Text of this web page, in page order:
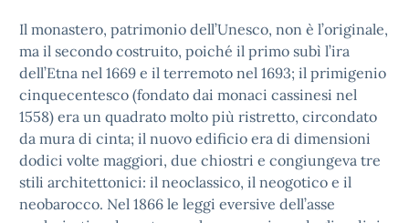
Il monastero, patrimonio dell’Unesco, non è l’originale,
ma il secondo costruito, poiché il primo subì l’ira
dell’Etna nel 1669 e il terremoto nel 1693; il primigenio
cinquecentesco (fondato dai monaci cassinesi nel
1558) era un quadrato molto più ristretto, circondato
da mura di cinta; il nuovo edificio era di dimensioni
dodici volte maggiori, due chiostri e congiungeva tre
stili architettonici: il neoclassico, il neogotico e il
neobarocco. Nel 1866 le leggi eversive dell’asse